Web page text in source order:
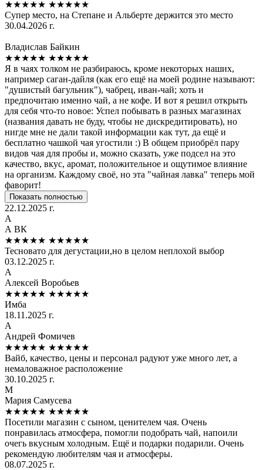
★★★★★ ★★★★★
Супер место, на Степане и Альберте держится это место
30.04.2026 г.
Владислав Байкин
★★★★★ ★★★★★
Я в чаях толком не разбираюсь, кроме некоторых наших,
например саган-дайля (как его ещё на моей родине называют:
"душистый багульник"), чабрец, иван-чай; хоть и
предпочитаю именно чай, а не кофе. И вот я решил открыть
для себя что-то новое: Успел побывать в разных магазинах
(названия давать не буду, чтобы не дискредитировать), но
нигде мне не дали такой информации как тут, да ещё и
бесплатно чашкой чая угостили :) В общем приобрёл пару
видов чая для пробы и, можно сказать, уже подсел на это
качество, вкус, аромат, положительное и ощутимое влияние
на организм. Каждому своё, но эта "чайная лавка" теперь мой
фаворит!
Показать полностью
22.12.2025 г.
А
А ВК
★★★★★ ★★★★★
Тесновато для дегустации,но в целом неплохой выбор
03.12.2025 г.
А
Алексей Воробьев
★★★★★ ★★★★★
Имба
18.11.2025 г.
А
Андрей Фомичев
★★★★★ ★★★★★
Вайб, качество, цены и персонал радуют уже много лет, а
немаловажное расположение
30.10.2025 г.
М
Мария Самусева
★★★★★ ★★★★★
Посетили магазин с сыном, ценителем чая. Очень
понравилась атмосфера, помогли подобрать чай, напоили
очегь вкусным холодным. Ещё и подарки подарили. Очень
рекомендую любителям чая и атмосферы.
08.07.2025 г.